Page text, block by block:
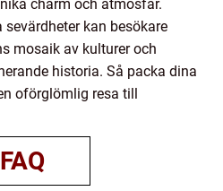
charm och atmosfär.
kan besökare
mosaik av kulturer och
historia. Så packa dina
oförglömlig resa till
FAQ